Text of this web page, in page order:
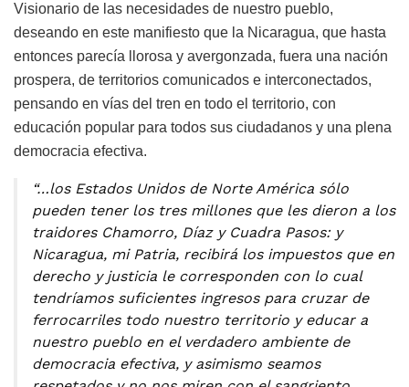
Visionario de las necesidades de nuestro pueblo,
deseando en este manifiesto que la Nicaragua, que hasta
entonces parecía llorosa y avergonzada, fuera una nación
prospera, de territorios comunicados e interconectados,
pensando en vías del tren en todo el territorio, con
educación popular para todos sus ciudadanos y una plena
democracia efectiva.
“…los Estados Unidos de Norte América sólo
pueden tener los tres millones que les dieron a los
traidores Chamorro, Díaz y Cuadra Pasos: y
Nicaragua, mi Patria, recibirá los impuestos que en
derecho y justicia le corresponden con lo cual
tendríamos suficientes ingresos para cruzar de
ferrocarriles todo nuestro territorio y educar a
nuestro pueblo en el verdadero ambiente de
democracia efectiva, y asimismo seamos